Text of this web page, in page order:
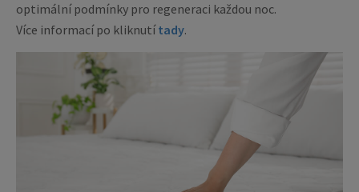
optimální podmínky pro regeneraci každou noc.
Více informací po kliknutítady.